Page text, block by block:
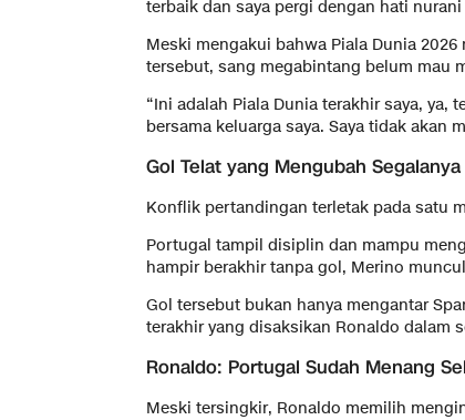
terbaik dan saya pergi dengan hati
Meski mengakui bahwa Piala Dunia
tersebut, sang megabintang belum mau
“Ini adalah Piala Dunia terakhir saya, ya,
bersama keluarga saya. Saya tidak akan
Gol Telat yang Mengubah Segalanya
Konflik pertandingan terletak pada satu
Portugal tampil disiplin dan mampu
hampir berakhir tanpa gol, Merino
Gol tersebut bukan hanya mengantar
terakhir yang disaksikan Ronaldo dalam
Ronaldo: Portugal Sudah Menang
Meski tersingkir, Ronaldo memilih